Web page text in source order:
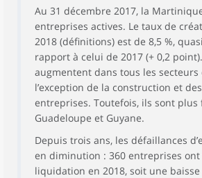
Au 31 décembre 2017, la
entreprises actives. Le taux de
2018 (définitions) est de 8,5 %,
rapport à celui de 2017 (+ 0,2
augmentent dans tous les secteurs
l’exception de la construction et
entreprises. Toutefois, ils sont plus
Guadeloupe et Guyane.
Depuis trois ans, les défaillances
en diminution : 360 entreprises ont
liquidation en 2018, soit une